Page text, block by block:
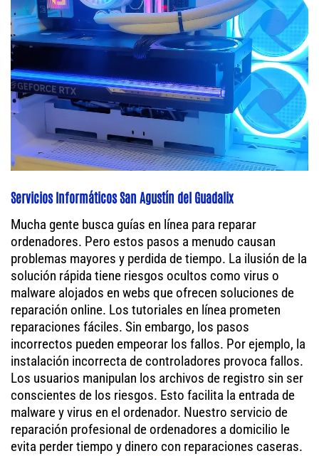
Servicios Informáticos San Agustín del Guadalix
Mucha gente busca guías en línea para reparar
ordenadores. Pero estos pasos a menudo causan
problemas mayores y perdida de tiempo. La ilusión de la
solución rápida tiene riesgos ocultos como virus o
malware alojados en webs que ofrecen soluciones de
reparación online. Los tutoriales en línea prometen
reparaciones fáciles. Sin embargo, los pasos
incorrectos pueden empeorar los fallos. Por ejemplo, la
instalación incorrecta de controladores provoca fallos.
Los usuarios manipulan los archivos de registro sin ser
conscientes de los riesgos. Esto facilita la entrada de
malware y virus en el ordenador. Nuestro servicio de
reparación profesional de ordenadores a domicilio le
evita perder tiempo y dinero con reparaciones caseras.